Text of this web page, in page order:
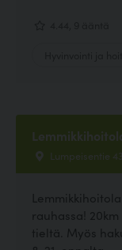
Lumpeisentie
rauhassa!
tieltä. Myös